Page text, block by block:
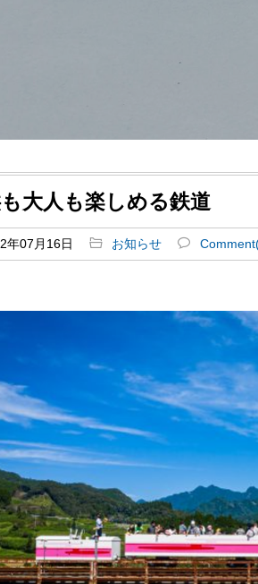
大人も楽しめる鉄道
年07月16日 お知らせ